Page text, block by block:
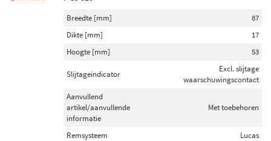
Maxgear (54)
Febi Bilstein (49)
ABE (67)
Inbouwplaats
Breedte [mm]
87
Dikte [mm]
17
Hoogte [mm]
53
Slijtageindicator
Excl. slijtage
waarschuwingscontact
Aanvullend
artikel/aanvullende
informatie
Met toebehoren
Remsysteem
Lucas